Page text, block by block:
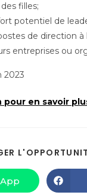
filles;
potentiel de
de direction à
entreprises ou
2023
pour en savoir